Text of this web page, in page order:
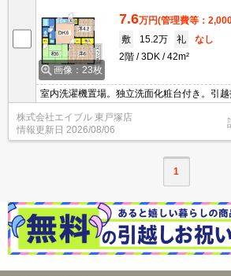
画像：23枚
7.6万円(管理費等：
敷
15.2万 礼
なし
2階
3DK 42m²
室内洗濯機置場。独立洗面化粧台付き。引越
ット39,490円。先行契約対応可能。保証委
初回額50％、月額2％）。
株式会社エイブル 東戸塚店
情報更新日 2026/08/06
1